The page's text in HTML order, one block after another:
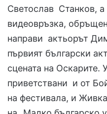
Светослав Станков, а
видеовръзка,
направи актьорът
първият български
сцената на Оскарите.
приветствани и от
на фестивала, и